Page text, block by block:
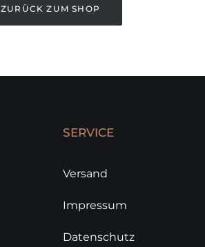
ZURÜCK ZUM SHOP
SERVICE
Versand
Impressum
Datenschutz